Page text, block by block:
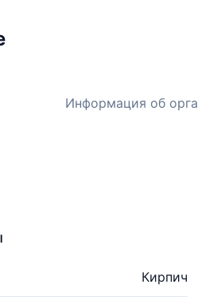
Информация об
Кирпич